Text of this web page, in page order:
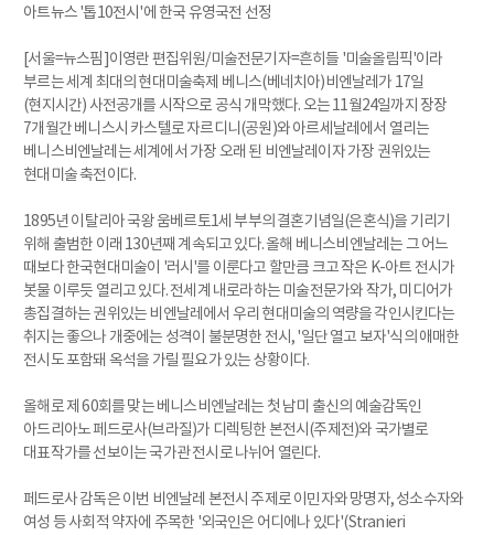
아트뉴스 '톱10전시'에 한국 유영국전 선정
[서울=뉴스핌]이영란 편집위원/미술전문기자=흔히들 '미술올림픽'이라
부르는 세계 최대의 현대미술축제 베니스(베네치아)비엔날레가 17일
(현지시간) 사전공개를 시작으로 공식 개막했다. 오는 11월24일까지 장장
7개월간 베니스시 카스텔로 자르디니(공원)와 아르세날레에서 열리는
베니스비엔날레는 세계에서 가장 오래 된 비엔날레이자 가장 권위있는
현대미술 축전이다.
1895년 이탈리아 국왕 움베르토1세 부부의 결혼기념일(은혼식)을 기리기
위해 출범한 이래 130년째 계속되고 있다. 올해 베니스비엔날레는 그 어느
때보다 한국현대미술이 '러시'를 이룬다고 할만큼 크고 작은 K-아트 전시가
봇물 이루듯 열리고 있다. 전세계 내로라하는 미술전문가와 작가, 미디어가
총집결하는 권위있는 비엔날레에서 우리 현대미술의 역량을 각인시킨다는
취지는 좋으나 개중에는 성격이 불분명한 전시, '일단 열고 보자'식의 애매한
전시도 포함돼 옥석을 가릴 필요가 있는 상황이다.
올해로 제 60회를 맞는 베니스비엔날레는 첫 남미 출신의 예술감독인
아드리아노 페드로사(브라질)가 디렉팅한 본전시(주제전)와 국가별로
대표작가를 선보이는 국가관 전시로 나뉘어 열린다.
페드로사 감독은 이번 비엔날레 본전시 주제로 이민자와 망명자, 성소수자와
여성 등 사회적 약자에 주목한 '외국인은 어디에나 있다'(Stranieri